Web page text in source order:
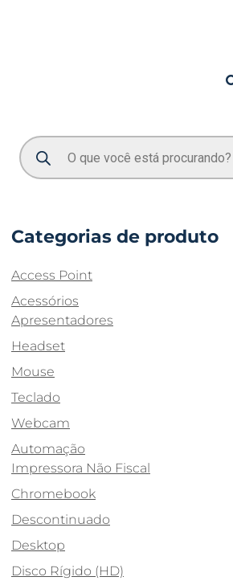
Categorias de produto
Access Point
Acessórios
Apresentadores
Headset
Mouse
Teclado
Webcam
Automação
Impressora Não Fiscal
Chromebook
Descontinuado
Desktop
Disco Rígido (HD)